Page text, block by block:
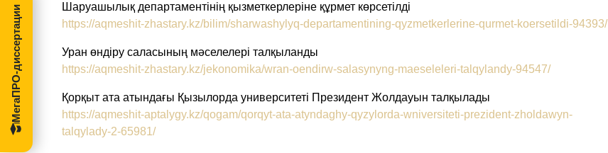
Шаруашылық департаментінің қызметкерлеріне құрмет көрсетілді
https://aqmeshit-zhastary.kz/bilim/sharwashylyq-departamentining-qyzmetkerlerine-qurmet-koersetildi-94393/
Уран өндіру саласының мәселелері талқыланды
https://aqmeshit-zhastary.kz/jekonomika/wran-oendirw-salasynyng-maeseleleri-talqylandy-94547/
Қорқыт ата атындағы Қызылорда университеті Президент Жолдауын талқылады
https://aqmeshit-aptalygy.kz/qogam/qorqyt-ata-atyndaghy-qyzylorda-wniversiteti-prezident-zholdawyn-
talqylady-2-65981/
МегаПРО-диссертации